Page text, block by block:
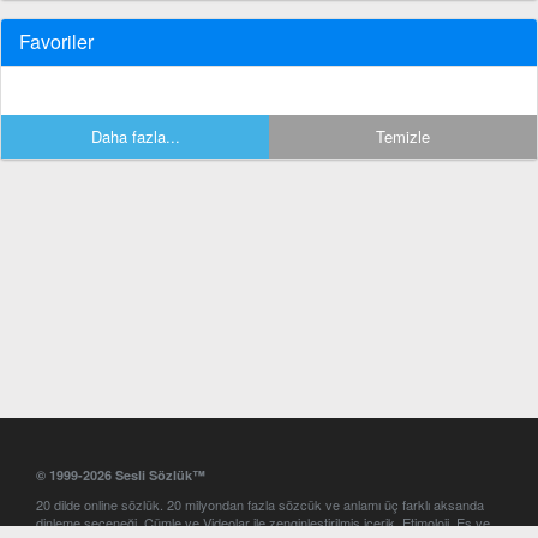
Favoriler
Daha fazla... Temizle
© 1999-2026 Sesli Sözlük™
20 dilde online sözlük. 20 milyondan fazla sözcük ve anlamı üç farklı aksanda
dinleme seçeneği. Cümle ve Videolar ile zenginleştirilmiş içerik. Etimoloji, Eş ve